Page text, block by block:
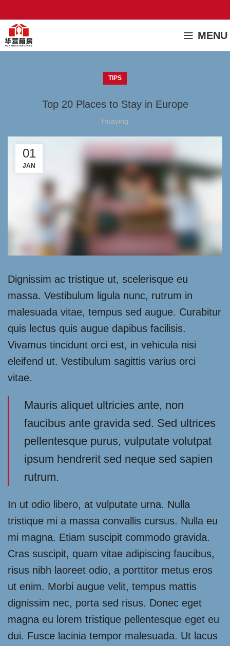
MENU
TIPS
Top 20 Places to Stay in Europe
Huaying
01
JAN
Dignissim ac tristique ut, scelerisque eu
massa. Vestibulum ligula nunc, rutrum in
malesuada vitae, tempus sed augue. Curabitur
quis lectus quis augue dapibus facilisis.
Vivamus tincidunt orci est, in vehicula nisi
eleifend ut. Vestibulum sagittis varius orci
vitae.
Mauris aliquet ultricies ante, non
faucibus ante gravida sed. Sed ultrices
pellentesque purus, vulputate volutpat
ipsum hendrerit sed neque sed sapien
rutrum.
In ut odio libero, at vulputate urna. Nulla
tristique mi a massa convallis cursus. Nulla eu
mi magna. Etiam suscipit commodo gravida.
Cras suscipit, quam vitae adipiscing faucibus,
risus nibh laoreet odio, a porttitor metus eros
ut enim. Morbi augue velit, tempus mattis
dignissim nec, porta sed risus. Donec eget
magna eu lorem tristique pellentesque eget eu
dui. Fusce lacinia tempor malesuada. Ut lacus